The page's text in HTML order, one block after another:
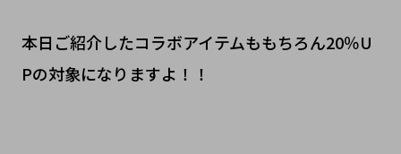
本日ご紹介したコラボアイテムももちろん20％U
Pの対象になりますよ！！